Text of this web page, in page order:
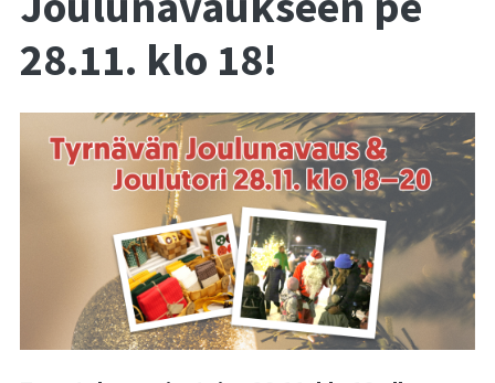
28.11. klo 18!